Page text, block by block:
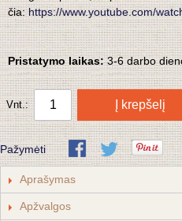
čia:https://www.youtube.com/
Pristatymo laikas:3-6 darbo
Vnt.: Į krepšelį
Pažymėti
Aprašymas
Apžvalgos